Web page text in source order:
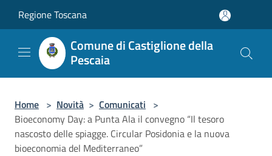
Regione Toscana
Comune di Castiglione della
Pescaia
Home > Novità > Comunicati >
Bioeconomy Day: a Punta Ala il convegno “Il tesoro
nascosto delle spiagge. Circular Posidonia e la nuova
bioeconomia del Mediterraneo”